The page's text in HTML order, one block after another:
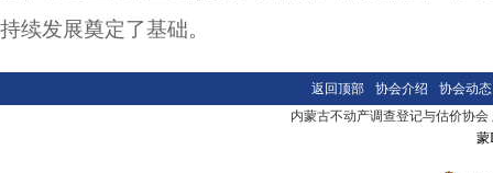
持续发展奠定了基础。
返回顶部 协会介绍
协会动态
内蒙古不动产调查登记与估价协
蒙